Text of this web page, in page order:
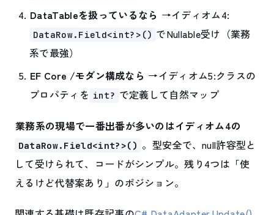
DataTableを扱っているなら →イディオム4:
DataRow.Field<int?>() でNullable受け（業務
系で最強）
EF Core /モダン構成なら →イディオム5:クラスの
プロパティを int? で定義して自然マップ
業務系の現場で一番出番が多いのはイディオム4の
DataRow.Field<int?>() 。型安全で、null許容型と
して受けられて、コードがシンプル。残り4つは「使
えるけど代替案あり」のポジション。